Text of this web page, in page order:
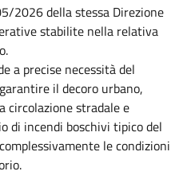
2026 della stessa Direzione
stabilite nella relativa
a precise necessità del
il decoro urbano,
circolazione stradale e
di incendi boschivi tipico del
le condizioni